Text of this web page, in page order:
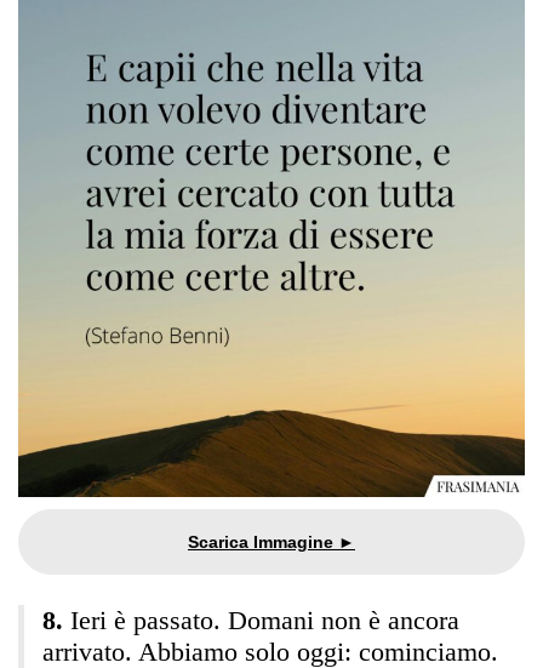
Ieri è passato. Domani non è ancora
arrivato. Abbiamo solo oggi: cominciamo.